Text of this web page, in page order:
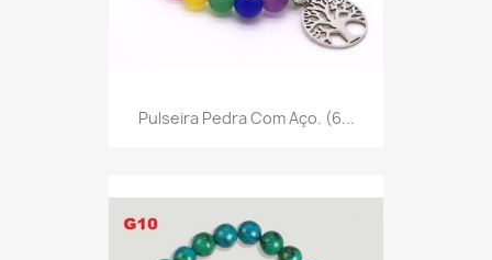
Pulseira Pedra Com Aço. (6...